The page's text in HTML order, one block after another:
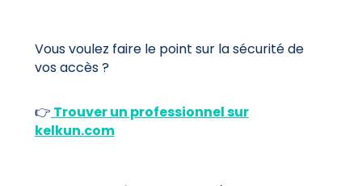
Vous voulez faire le point sur la sécurité de
vos accès ?
👉 Trouver un professionnel sur
kelkun.com